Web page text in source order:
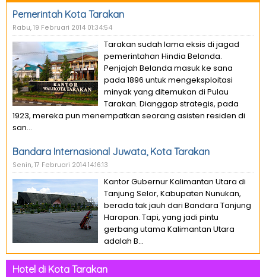
Pemerintah Kota Tarakan
Rabu, 19 Februari 2014 01:34:54
Tarakan sudah lama eksis di jagad
pemerintahan Hindia Belanda.
Penjajah Belanda masuk ke sana
pada 1896 untuk mengeksploitasi
minyak yang ditemukan di Pulau
Tarakan. Dianggap strategis, pada
1923, mereka pun menempatkan seorang asisten residen di
san...
Bandara Internasional Juwata, Kota Tarakan
Senin, 17 Februari 2014 14:16:13
Kantor Gubernur Kalimantan Utara di
Tanjung Selor, Kabupaten Nunukan,
berada tak jauh dari Bandara Tanjung
Harapan. Tapi, yang jadi pintu
gerbang utama Kalimantan Utara
adalah B...
Hotel di Kota Tarakan